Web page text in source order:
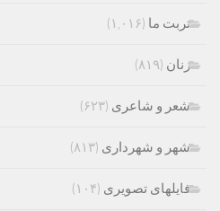
تربت ما (۱,۰۱۶)
زنان (۸۱۹)
شعر و شاعری (۶۲۳)
شهر و شهرداری (۸۱۳)
فایلهای تصویری (۱۰۴)